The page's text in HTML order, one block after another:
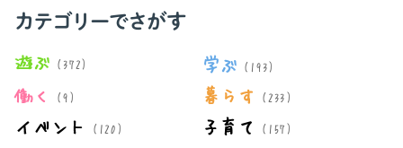
象:
カテゴリーでさがす
遊ぶ (372) 学ぶ (193)
働く (9) 暮らす (233)
イベント (120) 子育て (157)